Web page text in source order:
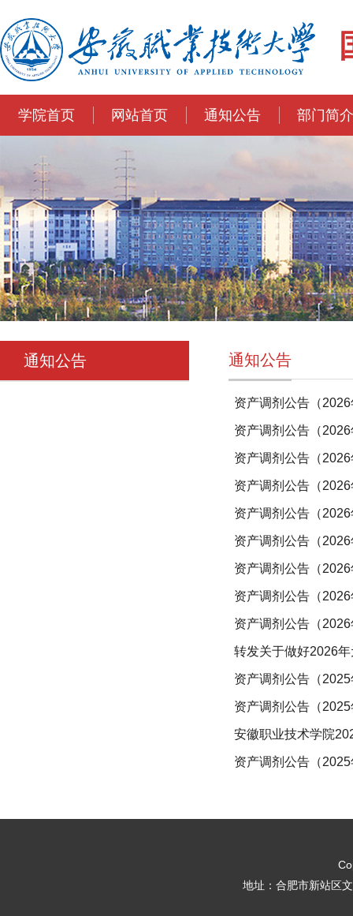
学院首页 网站首页 通知公告 部门简介
通知公告 通知公告
资产调剂公告（
资产调剂公告（
资产调剂公告（
资产调剂公告（
资产调剂公告（
资产调剂公告（
资产调剂公告（
资产调剂公告（
资产调剂公告（
转发关于做好2026
资产调剂公告（
资产调剂公告（
安徽职业技术学院
资产调剂公告（
地址：合肥市新站区